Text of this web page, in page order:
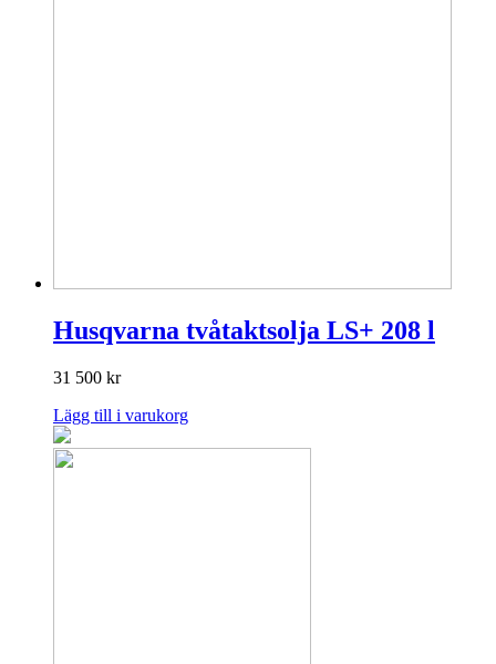
Husqvarna tvåtaktsolja LS+ 208 l
31 500 kr
Lägg till i varukorg